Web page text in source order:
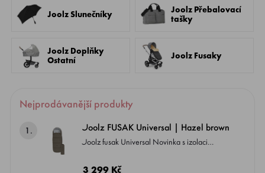
Joolz Slunečníky
Joolz Přebalovací
tašky
Joolz Doplňky
Ostatní
Joolz Fusaky
Nejprodávanější produkty
1. Joolz FUSAK Universal | Hazel brown
Joolz fusak Universal Novinka s izolaci
barvách Kompatibilní SE VŠEMI modely
3 299 Kč